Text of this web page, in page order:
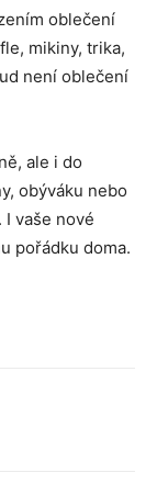
oblečení
mikiny, trika,
není oblečení
ale i do
obýváku nebo
vaše nové
pořádku doma.